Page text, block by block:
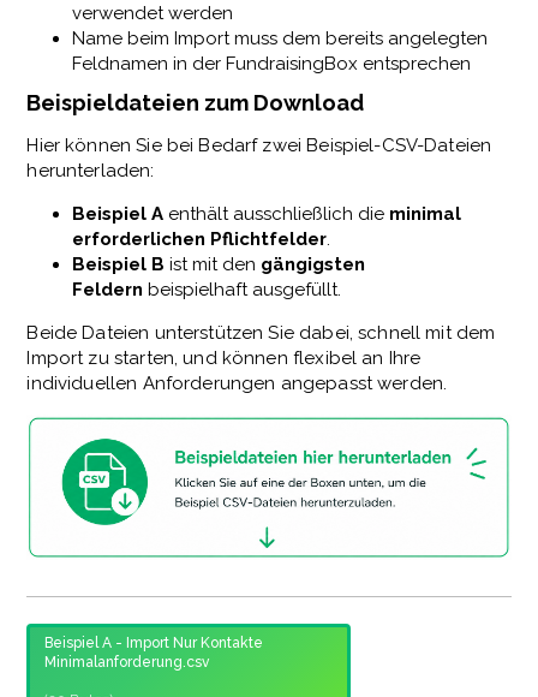
verwendet werden
Name beim Import muss dem bereits angelegten
Feldnamen in der FundraisingBox entsprechen
Beispieldateien zum Download
Hier können Sie bei Bedarf zwei Beispiel-CSV-Dateien
herunterladen:
Beispiel A enthält ausschließlich die minimal
erforderlichen Pflichtfelder.
Beispiel B ist mit den gängigsten
Feldern beispielhaft ausgefüllt.
Beide Dateien unterstützen Sie dabei, schnell mit dem
Import zu starten, und können flexibel an Ihre
individuellen Anforderungen angepasst werden.
Beispiel A - Import Nur Kontakte
Minimalanforderung.csv